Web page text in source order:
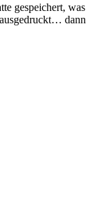
gespeichert, was
dann